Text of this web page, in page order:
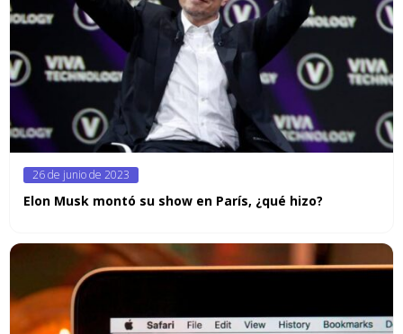
Posted
26 de junio de 2023
Elon Musk montó su show en París, ¿qué hizo?